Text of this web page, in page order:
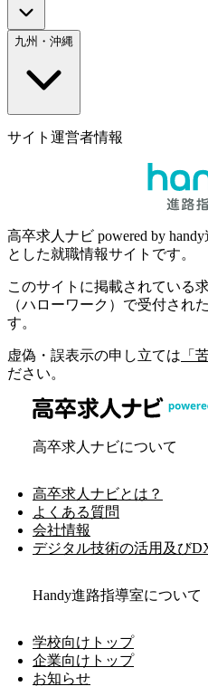
九州・沖縄
サイト運営者情報
高卒求人ナビ powered by
とした就職情報サイトです。
このサイトに掲載されている
（ハローワーク）で受付され
す。
虚偽・誤表示の申し立ては 「
ださい。
高卒求人ナビについて
高卒求人ナビとは？
よくある質問
会社情報
デジタル技術の活用及び
Handy進路指導室について
学校向けトップ
企業向けトップ
お知らせ